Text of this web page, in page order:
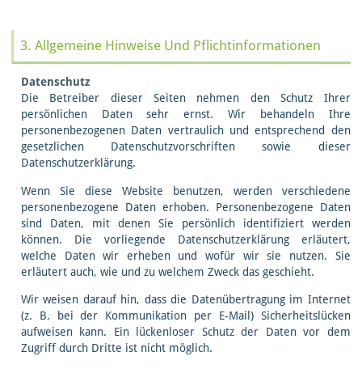
3. Allgemeine Hinweise Und Pflichtinformationen
Datenschutz
Die Betreiber dieser Seiten nehmen den Schutz Ihrer
persönlichen Daten sehr ernst. Wir behandeln Ihre
personenbezogenen Daten vertraulich und entsprechend den
gesetzlichen Datenschutzvorschriften sowie dieser
Datenschutzerklärung.
Wenn Sie diese Website benutzen, werden verschiedene
personenbezogene Daten erhoben. Personenbezogene Daten
sind Daten, mit denen Sie persönlich identifiziert werden
können. Die vorliegende Datenschutzerklärung erläutert,
welche Daten wir erheben und wofür wir sie nutzen. Sie
erläutert auch, wie und zu welchem Zweck das geschieht.
Wir weisen darauf hin, dass die Datenübertragung im Internet
(z. B. bei der Kommunikation per E-Mail) Sicherheitslücken
aufweisen kann. Ein lückenloser Schutz der Daten vor dem
Zugriff durch Dritte ist nicht möglich.